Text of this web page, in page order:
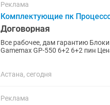
Реклама
Комплектующие пк
Договорная
Все рабочее, дам гарантию Блоки питания: 420Вт Цена 5000 500Вт 6 пин. Цена 7000 550Вт
Gamemax GP-550 6+2 6+2 пин Цена 15000 Корпус компьютера Цена
Астана, сегодня
Реклама